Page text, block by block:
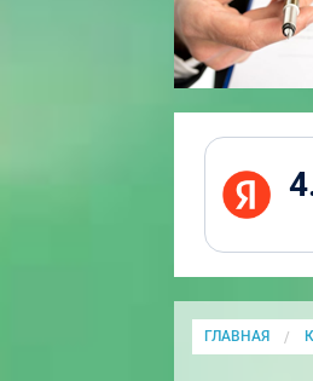
ГЛАВНАЯ